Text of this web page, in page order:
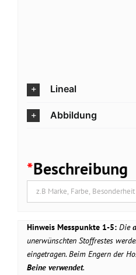
Lineal
Abbildung
*Beschreibung
Hinweis Messpunkte 1-5: Die
unerwünschten Stoffrestes
eingetragen. Beim Engern der
Beine verwendet.